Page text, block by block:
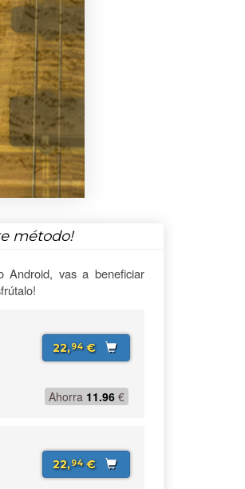
método!
Android, vas a beneficiar
22,94€
Ahorra 11.96€
22,94€